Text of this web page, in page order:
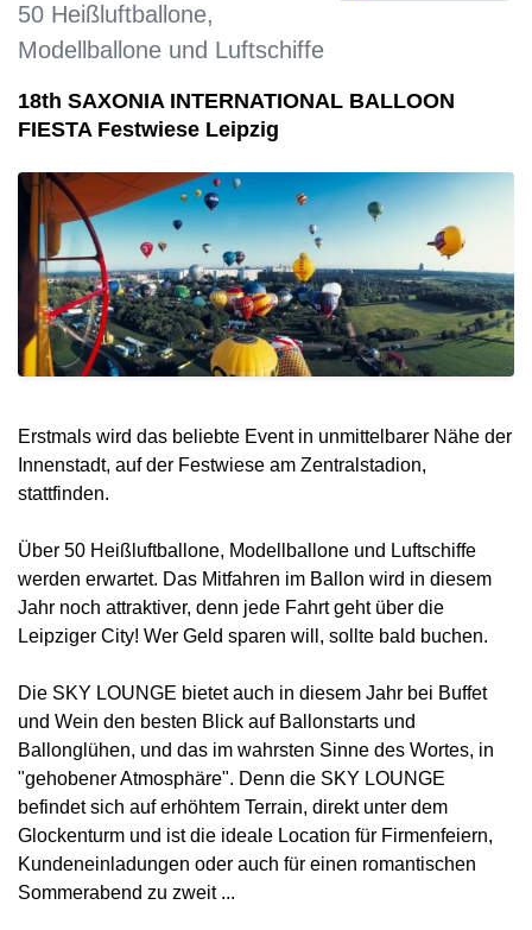
50 Heißluftballone,
Modellballone und Luftschiffe
18th SAXONIA INTERNATIONAL BALLOON
FIESTA Festwiese Leipzig
Erstmals wird das beliebte Event in unmittelbarer Nähe der
Innenstadt, auf der Festwiese am Zentralstadion,
stattfinden.
Über 50 Heißluftballone, Modellballone und Luftschiffe
werden erwartet. Das Mitfahren im Ballon wird in diesem
Jahr noch attraktiver, denn jede Fahrt geht über die
Leipziger City! Wer Geld sparen will, sollte bald buchen.
Die SKY LOUNGE bietet auch in diesem Jahr bei Buffet
und Wein den besten Blick auf Ballonstarts und
Ballonglühen, und das im wahrsten Sinne des Wortes, in
"gehobener Atmosphäre". Denn die SKY LOUNGE
befindet sich auf erhöhtem Terrain, direkt unter dem
Glockenturm und ist die ideale Location für Firmenfeiern,
Kundeneinladungen oder auch für einen romantischen
Sommerabend zu zweit ...